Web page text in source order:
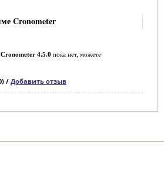
Cronometer
Cronometer 4.5.0 пока нет, можете
/ Добавить отзыв